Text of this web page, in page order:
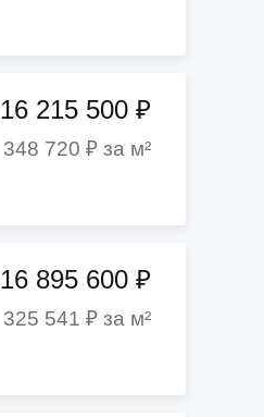
16 215 500 ₽
348 720 ₽ за м²
16 895 600 ₽
325 541 ₽ за м²